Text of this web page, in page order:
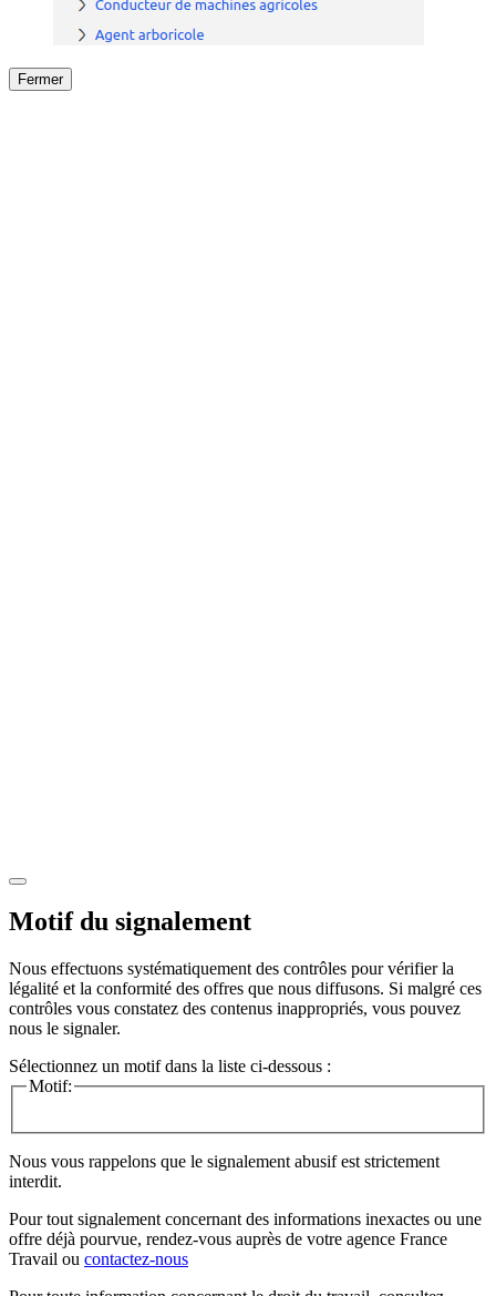
Fermer
Motif du signalement
Nous effectuons systématiquement des contrôles pour vérifier la
légalité et la conformité des offres que nous diffusons. Si malgré ces
contrôles vous constatez des contenus inappropriés, vous pouvez
nous le signaler.
Sélectionnez un motif dans la liste ci-dessous :
Motif:
Nous vous rappelons que le signalement abusif est strictement
interdit.
Pour tout signalement concernant des informations inexactes ou une
offre déjà pourvue, rendez-vous auprès de votre agence France
Travail ou contactez-nous